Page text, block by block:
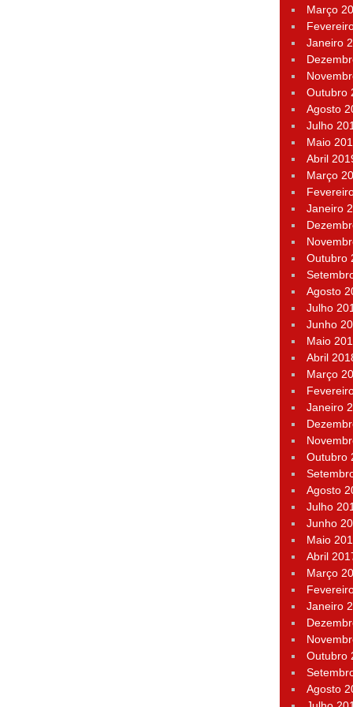
Março
Janeiro
Outubro
Agosto
Julho
Maio
Abril
Março
Janeiro
Outubro
Agosto
Julho
Junho
Maio
Abril
Março
Janeiro
Outubro
Agosto
Julho
Junho
Maio
Abril
Março
Janeiro
Outubro
Agosto